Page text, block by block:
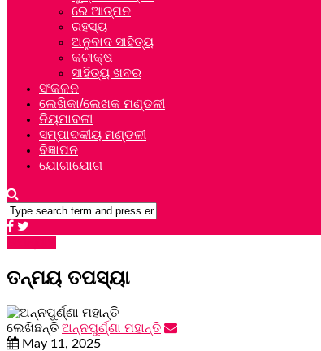
ରେ ଆତ୍ମନ
ରହସ୍ୟ
ଅନୁବାଦ ସାହିତ୍ୟ
କଟାକ୍ଷ
ସାହିତ୍ୟ ଖବର
ସଂକଳନ
ଲେଖିକା/ଲେଖକ ମଣ୍ଡଳୀ
ନିୟମାବଳୀ
ସମ୍ପାଦକୀୟ ମଣ୍ଡଳୀ
ବିଜ୍ଞାପନ
ଯୋଗାଯୋଗ
ତନ୍ମୟ ତପସ୍ୟା
ଲେଖିଛନ୍ତି ଅନ୍ନପୁର୍ଣ୍ଣା ମହାନ୍ତି
May 11, 2025